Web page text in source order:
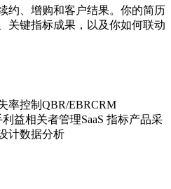
约、增购和客户结果。你的简历
关键指标成果，以及你如何联动
率控制 QBR/EBRCRM
利益相关者管理SaaS 指标产品采
计数据分析